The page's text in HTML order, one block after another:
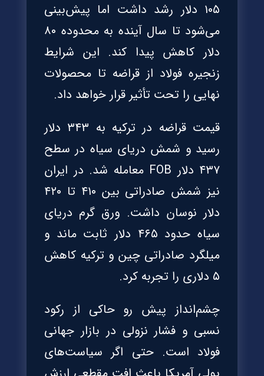
۱۰۵ دلار رشد داشت اما پیش‌بینی
می‌شود تا سال آینده به محدوده ۸۰
دلار کاهش پیدا کند. این شرایط
زنجیره فولاد از قراضه تا محصولات
نهایی را تحت تأثیر قرار خواهد داد.
قیمت قراضه در ترکیه به ۳۴۳ دلار
رسید و شمش دریای سیاه در سطح
۴۳۷ دلار FOB معامله شد. در ایران
نیز شمش صادراتی بین ۴۱۰ تا ۴۲۰
دلار نوسان داشت. ورق گرم دریای
سیاه حدود ۴۶۵ دلار ثابت ماند و
میلگرد صادراتی چین و ترکیه کاهش
۵ دلاری را تجربه کرد.
چشم‌انداز پیش رو حاکی از رکود
نسبی و فشار نزولی در بازار جهانی
فولاد است. حتی اگر سیاست‌های